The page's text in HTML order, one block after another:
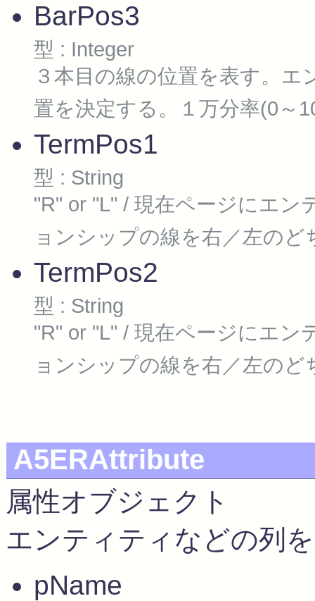
BarPos3
型 : Integer
３本目の線の位置を表す。
置を決定する。１万分率(0～
TermPos1
型 : String
"R" or "L" / 現在ページにエ
ョンシップの線を右／左の
TermPos2
型 : String
"R" or "L" / 現在ページにエ
ョンシップの線を右／左の
A5ERAttribute
属性オブジェクト
エンティティなどの列
pName